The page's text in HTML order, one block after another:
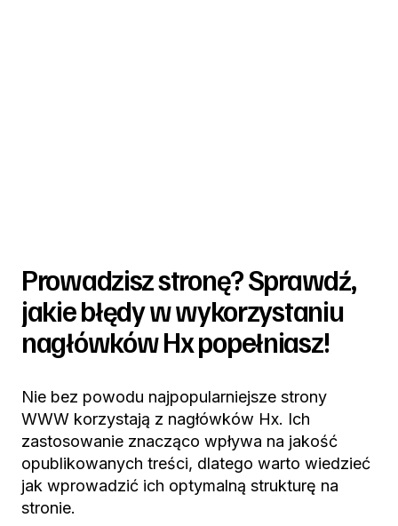
Prowadzisz stronę? Sprawdź,
jakie błędy w wykorzystaniu
nagłówków Hx popełniasz!
Nie bez powodu najpopularniejsze strony
WWW korzystają z nagłówków Hx. Ich
zastosowanie znacząco wpływa na jakość
opublikowanych treści, dlatego warto wiedzieć
jak wprowadzić ich optymalną strukturę na
stronie.